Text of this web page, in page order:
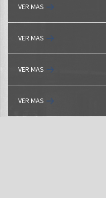
VER MAS
VER MAS
VER MAS
VER MAS